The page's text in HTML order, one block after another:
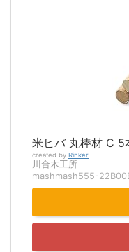
米ヒバ 丸棒材 C
created by Rinker
川合木工所
mashmash555-